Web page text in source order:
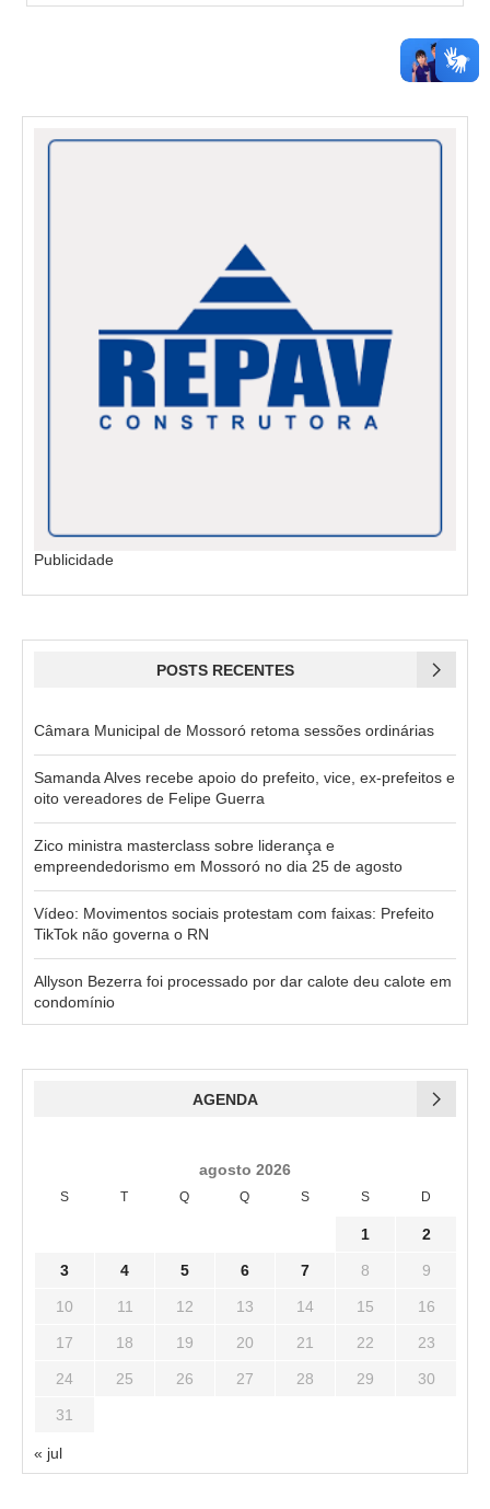
Publicidade
POSTS RECENTES
Câmara Municipal de Mossoró retoma sessões ordinárias
Samanda Alves recebe apoio do prefeito, vice, ex-prefeitos e
oito vereadores de Felipe Guerra
Zico ministra masterclass sobre liderança e
empreendedorismo em Mossoró no dia 25 de agosto
Vídeo: Movimentos sociais protestam com faixas: Prefeito
TikTok não governa o RN
Allyson Bezerra foi processado por dar calote deu calote em
condomínio
AGENDA
agosto 2026
S T Q Q S S D
1 2
3 4 5 6 7 8 9
10 11 12 13 14 15 16
17 18 19 20 21 22 23
24 25 26 27 28 29 30
31
« jul